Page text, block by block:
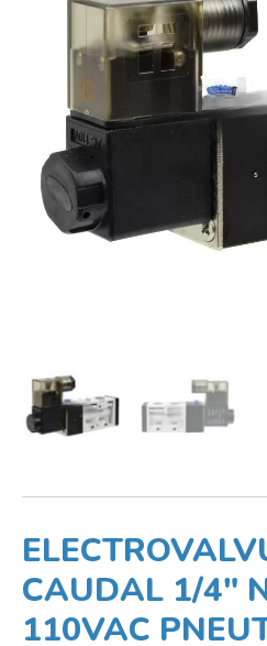
CAUDAL 1/4″
110VAC